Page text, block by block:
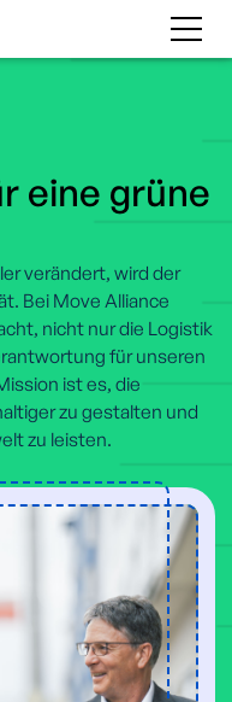
eine grüne
verändert, wird der
Bei Move Alliance
nicht nur die Logistik
für unseren
ist es, die
zu gestalten und
zu leisten.